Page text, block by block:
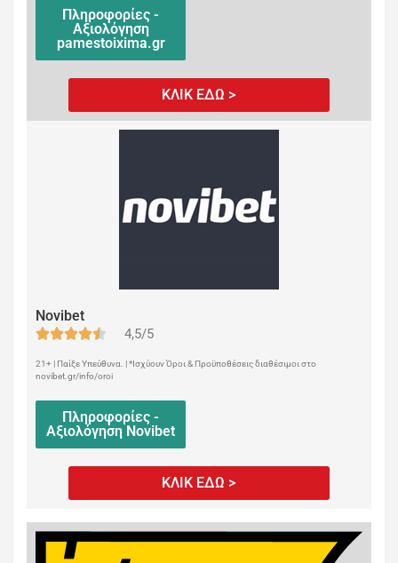
Πληροφορίες -
Αξιολόγηση
pamestoixima.gr
ΚΛΙΚ ΕΔΩ >
Novibet
4,5/5
21+ | Παίξε Υπεύθυνα. | *Ισχύουν Όροι & Προϋποθέσεις διαθέσιμοι στο
novibet.gr/info/oroi
Πληροφορίες -
Αξιολόγηση Novibet
ΚΛΙΚ ΕΔΩ >